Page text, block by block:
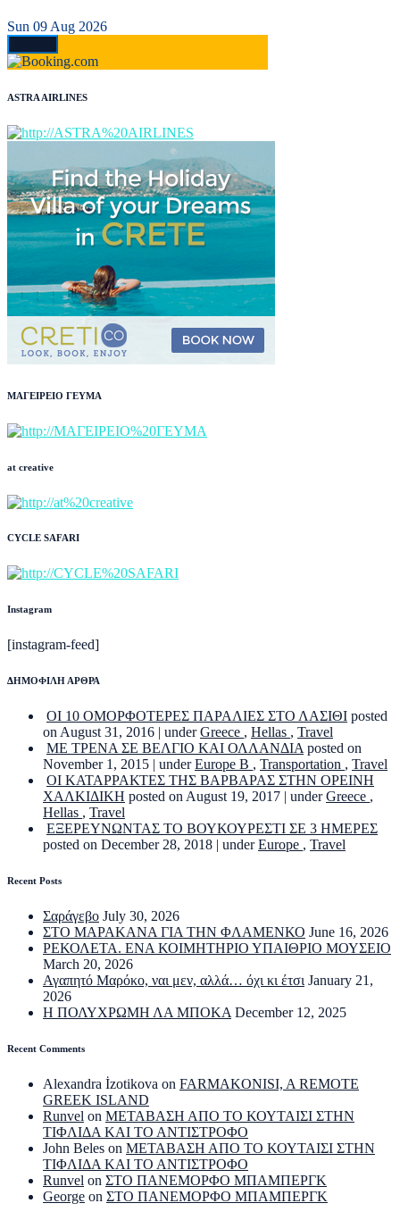
Sun 09 Aug 2026
ASTRA AIRLINES
ΜΑΓΕΙΡΕΙΟ ΓΕΥΜΑ
at creative
CYCLE SAFARI
Instagram
[instagram-feed]
ΔΗΜΟΦΙΛΗ ΑΡΘΡΑ
ΟΙ 10 ΟΜΟΡΦΟΤΕΡΕΣ ΠΑΡΑΛΙΕΣ ΣΤΟ ΛΑΣΙΘΙ posted
on August 31, 2016 | underGreece , Hellas , Travel
ΜΕ ΤΡΕΝΑ ΣΕ ΒΕΛΓΙΟ ΚΑΙ ΟΛΛΑΝΔΙΑ posted on
November 1, 2015 | underEurope B , Transportation , Travel
ΟΙ ΚΑΤΑΡΡΑΚΤΕΣ ΤΗΣ ΒΑΡΒΑΡΑΣ ΣΤΗΝ ΟΡΕΙΝΗ
ΧΑΛΚΙΔΙΚΗ posted on August 19, 2017 | underGreece ,
Hellas , Travel
ΕΞΕΡΕΥΝΩΝΤΑΣ ΤΟ ΒΟΥΚΟΥΡΕΣΤΙ ΣΕ 3 ΗΜΕΡΕΣ
posted on December 28, 2018 | underEurope , Travel
Recent Posts
Σαράγεβο July 30, 2026
ΣΤΟ ΜΑΡΑΚΑΝΑ ΓΙΑ ΤΗΝ ΦΛΑΜΕΝΚΟ June 16, 2026
ΡΕΚΟΛΕΤΑ. ΕΝΑ ΚΟΙΜΗΤΗΡΙΟ ΥΠΑΙΘΡΙΟ ΜΟΥΣΕΙΟ
March 20, 2026
Αγαπητό Μαρόκο, ναι μεν, αλλά… όχι κι έτσι January 21,
2026
Η ΠΟΛΥΧΡΩΜΗ ΛΑ ΜΠΟΚΑ December 12, 2025
Recent Comments
Alexandra İzotikova on FARMAKONISI, A REMOTE
GREEK ISLAND
Runvel on ΜΕΤΑΒΑΣΗ ΑΠΟ ΤΟ ΚΟΥΤΑΙΣΙ ΣΤΗΝ
ΤΙΦΛΙΔΑ ΚΑΙ ΤΟ ΑΝΤΙΣΤΡΟΦΟ
John Beles on ΜΕΤΑΒΑΣΗ ΑΠΟ ΤΟ ΚΟΥΤΑΙΣΙ ΣΤΗΝ
ΤΙΦΛΙΔΑ ΚΑΙ ΤΟ ΑΝΤΙΣΤΡΟΦΟ
Runvel on ΣΤΟ ΠΑΝΕΜΟΡΦΟ ΜΠΑΜΠΕΡΓΚ
George on ΣΤΟ ΠΑΝΕΜΟΡΦΟ ΜΠΑΜΠΕΡΓΚ